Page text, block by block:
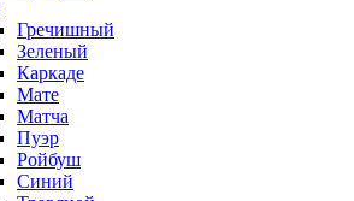
Гречишный
Зеленый
Каркаде
Мате
Матча
Пуэр
Ройбуш
Синий